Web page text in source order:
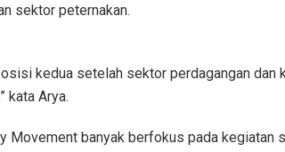
sektor peternakan.
kedua setelah sektor perdagangan
kata Arya.
Movement banyak berfokus pada